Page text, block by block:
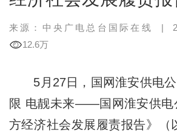
来源：中央广电总台国际在线 |
12.6万
5月27日，国网淮安供电公
限 电靓未来——国网淮安供电
方经济社会发展履责报告》（